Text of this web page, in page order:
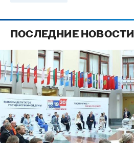
ПОСЛЕДНИЕ НОВОСТИ